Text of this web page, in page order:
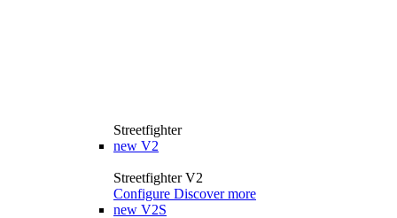
Streetfighter
new V2
Streetfighter V2
Configure Discover more
new V2S